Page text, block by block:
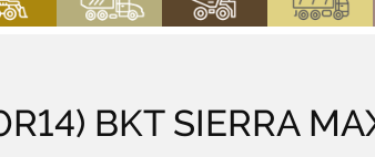
BKT SIERRA